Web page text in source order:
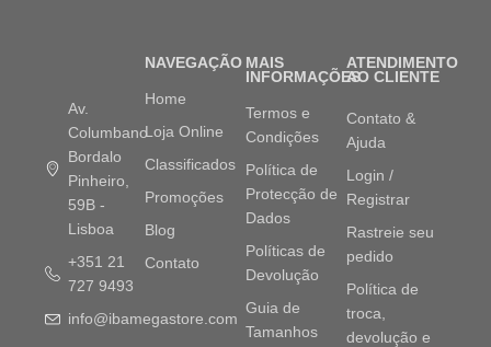
Av.
Columbano
Bordalo
Pinheiro,
59B -
Lisboa
+351 21
727 9493
info@ibamegastore.com
NAVEGAÇÃO
Home
Loja Online
Classificados
Promoções
Blog
Contato
MAIS
INFORMAÇÕES
Termos e
Condições
Política de
Protecção de
Dados
Políticas de
Devolução
Guia de
Tamanhos
ATENDIMENTO
AO CLIENTE
Contato &
Ajuda
Login /
Registrar
Rastreie seu
pedido
Política de
troca,
devolução e